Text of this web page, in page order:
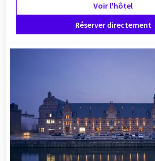
Voir l'hôtel
Réserver directement